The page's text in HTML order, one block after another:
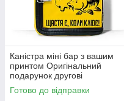
Каністра міні бар з вашим
принтом Оригінальний
подарунок другові
автовласнику автолюбителю
для гаража
Готово до відправки